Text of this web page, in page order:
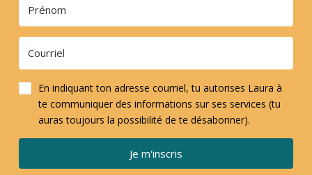
En indiquant ton adresse courriel, tu autorises Laura à
te communiquer des informations sur ses services (tu
auras toujours la possibilité de te désabonner).
Je m'inscris